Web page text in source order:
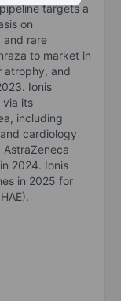
targets a
on
and rare
to market in
atrophy, and
Ionis
via its
including
cardiology
2024. Ionis
in 2025 for